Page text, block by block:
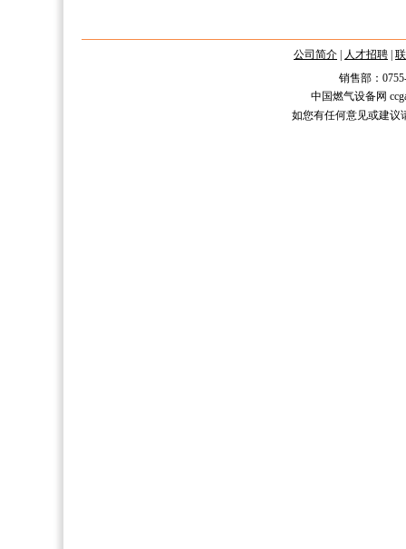
公司简介 人才招聘
销售部：
中国燃气设备网
如您有任何意见或建议